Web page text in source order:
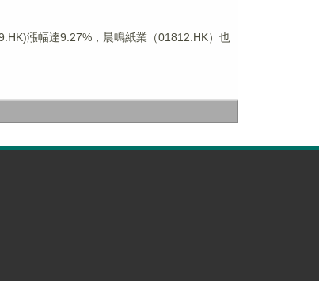
漲幅達9.27%，晨鳴紙業（01812.HK）也